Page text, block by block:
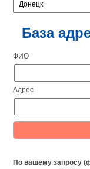
База
ФИО
Адрес
По вашему запросу